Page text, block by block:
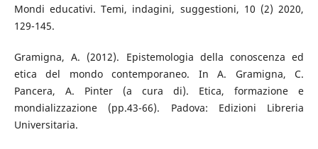
Mondi educativi. Temi, indagini, suggestioni, 10 (2) 2020,
129-145.
Gramigna, A. (2012). Epistemologia della conoscenza ed
etica del mondo contemporaneo. In A. Gramigna, C.
Pancera, A. Pinter (a cura di). Etica, formazione e
mondializzazione (pp.43-66). Padova: Edizioni Libreria
Universitaria.